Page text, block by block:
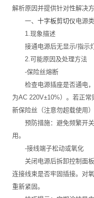
解析原因并提供针对性解决
一、 十字板剪切仪电源
1.现象描述
接通电源后无显示/指示灯
2.可能原因及处理方法
-保险丝熔断
检查电源插座是否通电，
为AC 220V±10%）。若正
新保险丝（注意勿超载使用）
预防措施：避免频繁开关
用。
-接线端子松动或氧化
关闭电源后拆卸控制面板
连接线束是否牢固插接。对
重新紧固。